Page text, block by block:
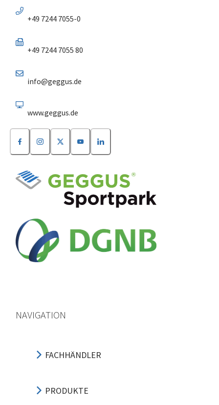
+49 7244 7055-0
+49 7244 7055 80
info@geggus.de
www.geggus.de
NAVIGATION
FACHHÄNDLER
PRODUKTE